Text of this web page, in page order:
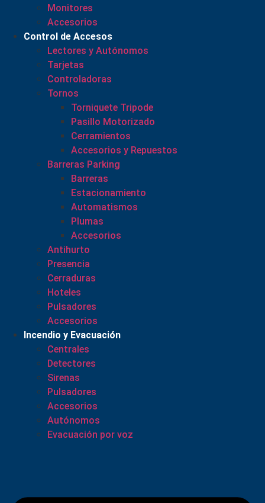
Monitores
Accesorios
Control de Accesos
Lectores y Autónomos
Tarjetas
Controladoras
Tornos
Torniquete Tripode
Pasillo Motorizado
Cerramientos
Accesorios y Repuestos
Barreras Parking
Barreras
Estacionamiento
Automatismos
Plumas
Accesorios
Antihurto
Presencia
Cerraduras
Hoteles
Pulsadores
Accesorios
Incendio y Evacuación
Centrales
Detectores
Sirenas
Pulsadores
Accesorios
Autónomos
Evacuación por voz